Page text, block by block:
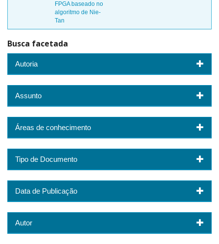
FPGA baseado no
algoritmo de Nie-
Tan
Busca facetada
Autoria
Assunto
Áreas de conhecimento
Tipo de Documento
Data de Publicação
Autor